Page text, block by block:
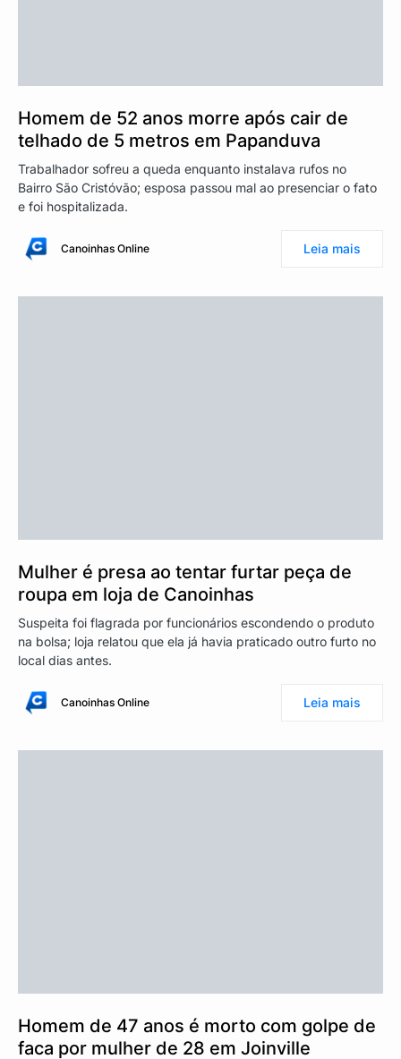
Homem de 52 anos morre após cair de
telhado de 5 metros em Papanduva
Trabalhador sofreu a queda enquanto instalava rufos no
Bairro São Cristóvão; esposa passou mal ao presenciar o fato
e foi hospitalizada.
Canoinhas Online Leia mais
Mulher é presa ao tentar furtar peça de
roupa em loja de Canoinhas
Suspeita foi flagrada por funcionários escondendo o produto
na bolsa; loja relatou que ela já havia praticado outro furto no
local dias antes.
Canoinhas Online Leia mais
Homem de 47 anos é morto com golpe de
faca por mulher de 28 em Joinville